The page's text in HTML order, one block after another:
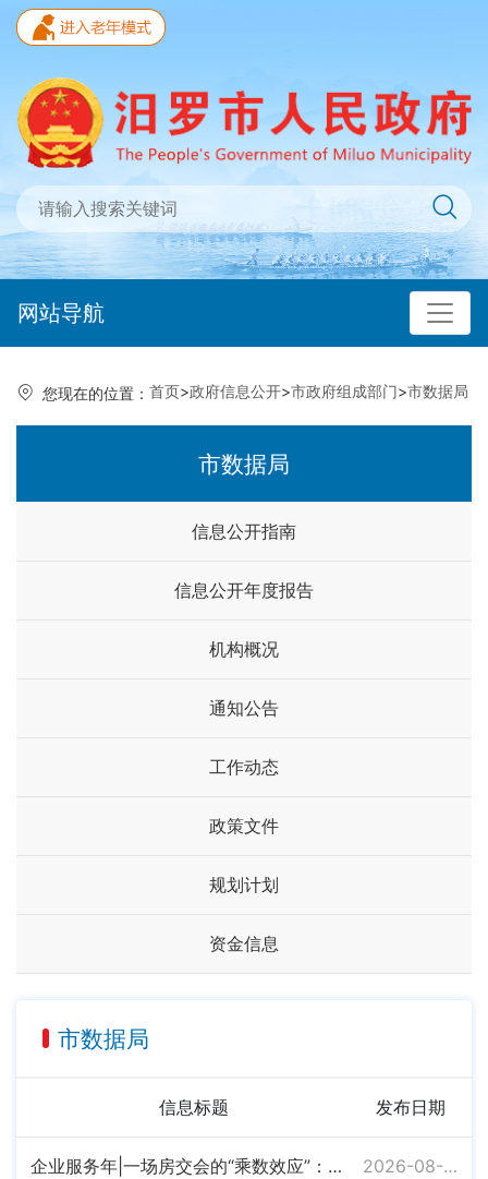
网站导航
您现在的位置： 首页>政府信息公开>市政府组成部门>市数据局
市数据局
信息公开指南
信息公开年度报告
机构概况
通知公告
工作动态
政策文件
规划计划
资金信息
市数据局
信息标题 发布日期
企业服务年|一场房交会的“乘数效应”：汨罗助企惠民新探索 2026-08-03